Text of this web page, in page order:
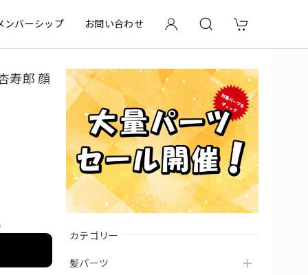
ンバーシップ お問い合わせ
カテゴリー
髪パーツ
寿郎 顔